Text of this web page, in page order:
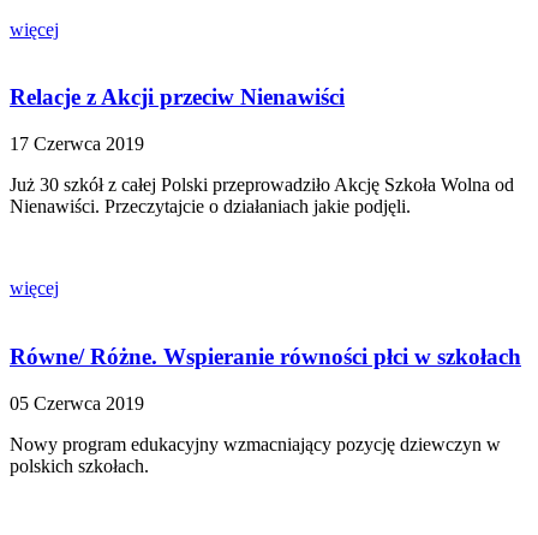
więcej
Relacje z Akcji przeciw Nienawiści
17 Czerwca 2019
Już 30 szkół z całej Polski przeprowadziło Akcję Szkoła Wolna od
Nienawiści. Przeczytajcie o działaniach jakie podjęli.
więcej
Równe/ Różne. Wspieranie równości płci w szkołach
05 Czerwca 2019
Nowy program edukacyjny wzmacniający pozycję dziewczyn w
polskich szkołach.